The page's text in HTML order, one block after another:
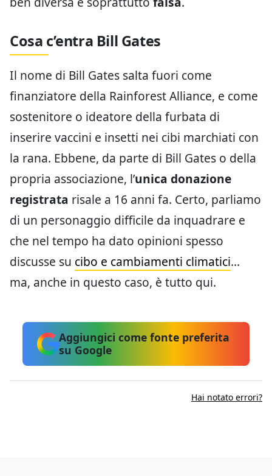
Cosa c’entra Bill Gates
Il nome di Bill Gates salta fuori come
finanziatore della Rainforest Alliance, e come
sostenitore o ideatore della furbata di
inserire vaccini e insetti nei cibi marchiati con
la rana. Ebbene, da parte di Bill Gates o della
propria associazione, l’unica donazione
registrata risale a 16 anni fa. Certo, parliamo
di un personaggio difficile da inquadrare e
che nel tempo ha dato opinioni spesso
discusse su cibo e cambiamenti climatici…
ma, anche in questo caso, è tutto qui.
Aggiungici come fonte preferita
su Google
Hai notato errori?